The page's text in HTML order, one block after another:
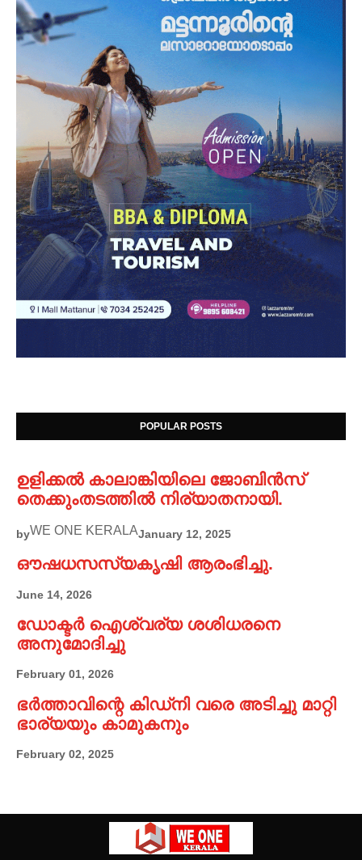
POPULAR POSTS
ഉളിക്കൽ കാലാങ്കിയിലെ ജോബിൻസ്
തെക്കുംതടത്തിൽ നിര്യാതനായി.
byWE ONE KERALAJanuary 12, 2025
ഔഷധസസ്യകൃഷി ആരംഭിച്ചു.
June 14, 2026
ഡോക്ടർ ഐശ്വര്യ ശശിധരനെ
അനുമോദിച്ചു
February 01, 2026
ഭർത്താവിന്റെ കിഡ്നി വരെ അടിച്ചു മാറ്റി
ഭാര്യയും കാമുകനും
February 02, 2025